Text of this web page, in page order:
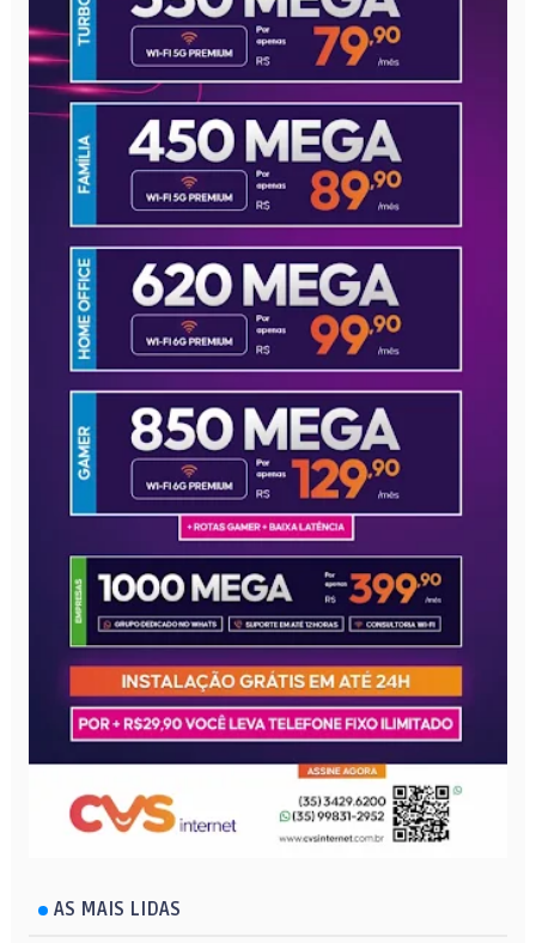
AS MAIS LIDAS